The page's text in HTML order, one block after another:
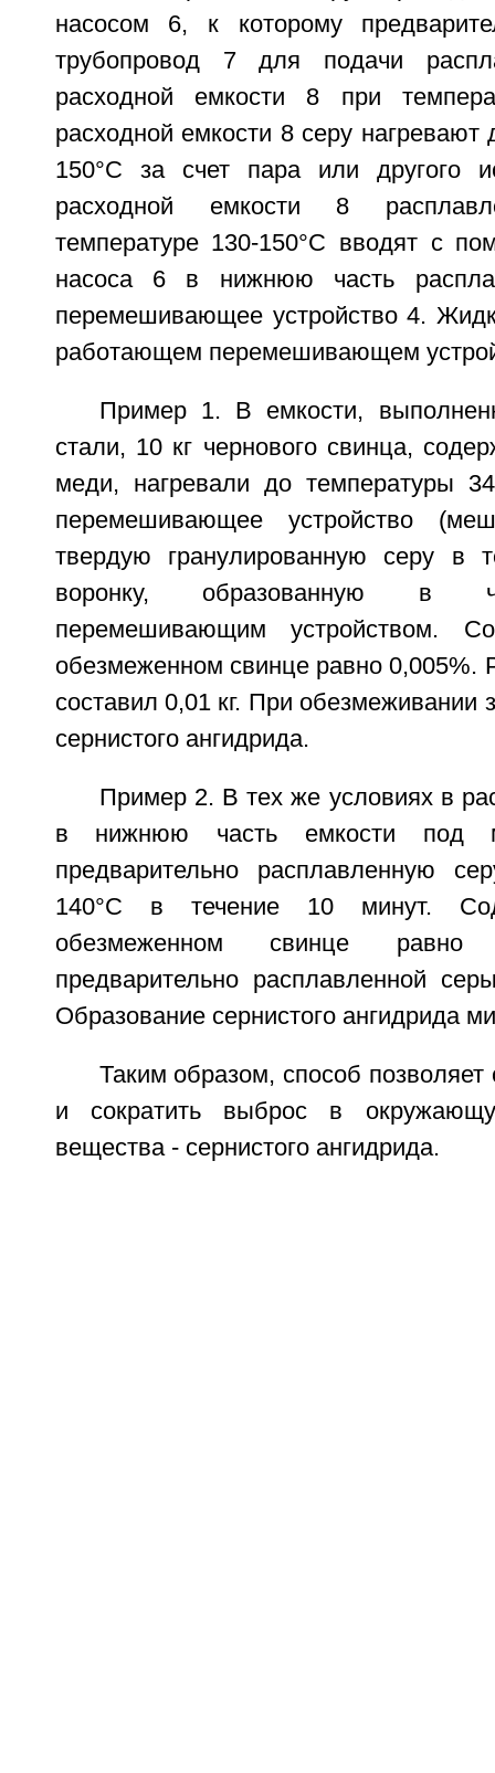
насосом 6, к которому
трубопровод 7 для подачи
расходной емкости 8 при
расходной емкости 8 серу
150°C за счет пара или другого
расходной емкости 8
температуре 130-150°C вводят с
насоса 6 в нижнюю часть
перемешивающее устройство 4.
работающем перемешивающем
Пример 1. В емкости,
стали, 10 кг чернового свинца,
меди, нагревали до температуры
перемешивающее устройство
твердую гранулированную серу в
воронку, образованную в
перемешивающим устройством.
обезмеженном свинце равно 0,005%.
составил 0,01 кг. При обезмеживании
сернистого ангидрида.
Пример 2. В тех же условиях в
в нижнюю часть емкости под
предварительно расплавленную
140°C в течение 10 минут.
обезмеженном свинце равно
предварительно расплавленной
Образование сернистого ангидрида
Таким образом, способ позволяет
и сократить выброс в
вещества - сернистого ангидрида.